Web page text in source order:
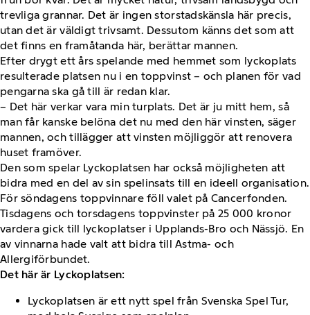
trevliga grannar. Det är ingen storstadskänsla här precis,
utan det är väldigt trivsamt. Dessutom känns det som att
det finns en framåtanda här, berättar mannen.
Efter drygt ett års spelande med hemmet som lyckoplats
resulterade platsen nu i en toppvinst – och planen för vad
pengarna ska gå till är redan klar.
– Det här verkar vara min turplats. Det är ju mitt hem, så
man får kanske belöna det nu med den här vinsten, säger
mannen, och tillägger att vinsten möjliggör att renovera
huset framöver.
Den som spelar Lyckoplatsen har också möjligheten att
bidra med en del av sin spelinsats till en ideell organisation.
För söndagens toppvinnare föll valet på Cancerfonden.
Tisdagens och torsdagens toppvinster på 25 000 kronor
vardera gick till lyckoplatser i Upplands-Bro och Nässjö. En
av vinnarna hade valt att bidra till Astma- och
Allergiförbundet.
Det här är Lyckoplatsen:
Lyckoplatsen är ett nytt spel från Svenska Spel Tur,